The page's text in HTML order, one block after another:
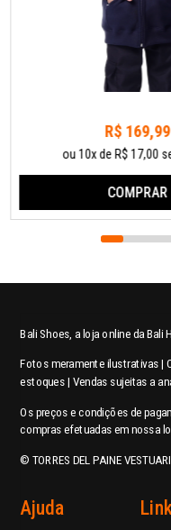
R$ 169,99
ou 10x de R$ 17,00
COMPRAR
Bali Shoes, a loja online da Bali
Fotos meramente ilustrativas |
estoques | Vendas sujeitas a
Os preços e condições de
compras efetuadas em nossa
© TORRES DEL PAINE
Ajuda